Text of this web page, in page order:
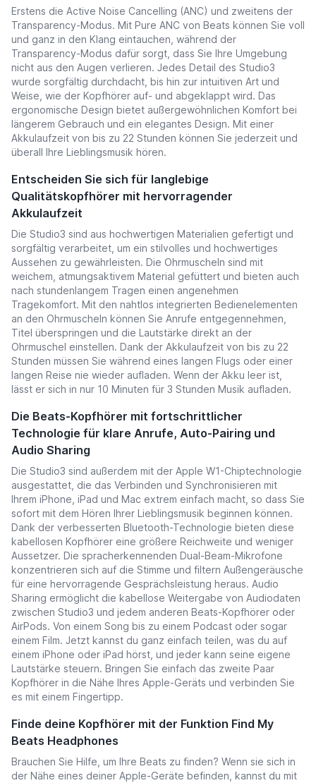
Erstens die Active Noise Cancelling (ANC) und zweitens der
Transparency-Modus. Mit Pure ANC von Beats können Sie voll
und ganz in den Klang eintauchen, während der
Transparency-Modus dafür sorgt, dass Sie Ihre Umgebung
nicht aus den Augen verlieren. Jedes Detail des Studio3
wurde sorgfältig durchdacht, bis hin zur intuitiven Art und
Weise, wie der Kopfhörer auf- und abgeklappt wird. Das
ergonomische Design bietet außergewöhnlichen Komfort bei
längerem Gebrauch und ein elegantes Design. Mit einer
Akkulaufzeit von bis zu 22 Stunden können Sie jederzeit und
überall Ihre Lieblingsmusik hören.
Entscheiden Sie sich für langlebige
Qualitätskopfhörer mit hervorragender
Akkulaufzeit
Die Studio3 sind aus hochwertigen Materialien gefertigt und
sorgfältig verarbeitet, um ein stilvolles und hochwertiges
Aussehen zu gewährleisten. Die Ohrmuscheln sind mit
weichem, atmungsaktivem Material gefüttert und bieten auch
nach stundenlangem Tragen einen angenehmen
Tragekomfort. Mit den nahtlos integrierten Bedienelementen
an den Ohrmuscheln können Sie Anrufe entgegennehmen,
Titel überspringen und die Lautstärke direkt an der
Ohrmuschel einstellen. Dank der Akkulaufzeit von bis zu 22
Stunden müssen Sie während eines langen Flugs oder einer
langen Reise nie wieder aufladen. Wenn der Akku leer ist,
lässt er sich in nur 10 Minuten für 3 Stunden Musik aufladen.
Die Beats-Kopfhörer mit fortschrittlicher
Technologie für klare Anrufe, Auto-Pairing und
Audio Sharing
Die Studio3 sind außerdem mit der Apple W1-Chiptechnologie
ausgestattet, die das Verbinden und Synchronisieren mit
Ihrem iPhone, iPad und Mac extrem einfach macht, so dass Sie
sofort mit dem Hören Ihrer Lieblingsmusik beginnen können.
Dank der verbesserten Bluetooth-Technologie bieten diese
kabellosen Kopfhörer eine größere Reichweite und weniger
Aussetzer. Die spracherkennenden Dual-Beam-Mikrofone
konzentrieren sich auf die Stimme und filtern Außengeräusche
für eine hervorragende Gesprächsleistung heraus. Audio
Sharing ermöglicht die kabellose Weitergabe von Audiodaten
zwischen Studio3 und jedem anderen Beats-Kopfhörer oder
AirPods. Von einem Song bis zu einem Podcast oder sogar
einem Film. Jetzt kannst du ganz einfach teilen, was du auf
einem iPhone oder iPad hörst, und jeder kann seine eigene
Lautstärke steuern. Bringen Sie einfach das zweite Paar
Kopfhörer in die Nähe Ihres Apple-Geräts und verbinden Sie
es mit einem Fingertipp.
Finde deine Kopfhörer mit der Funktion Find My
Beats Headphones
Brauchen Sie Hilfe, um Ihre Beats zu finden? Wenn sie sich in
der Nähe eines deiner Apple-Geräte befinden, kannst du mit